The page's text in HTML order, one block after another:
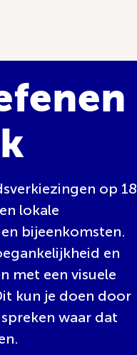
op 18
lokale
bijeenkomsten.
en
met een visuele
kun je doen door
waar dat